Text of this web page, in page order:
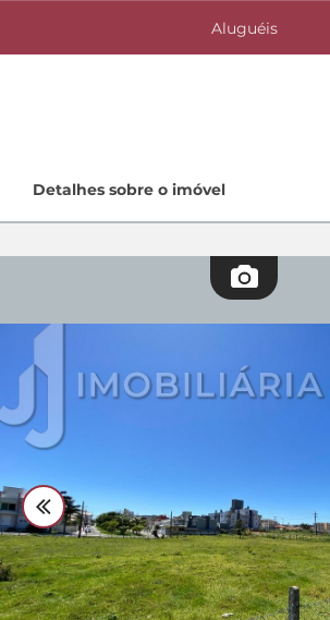
Aluguéis
Investimentos
Quem Somos
Contato
Fale Conosco
Divulgue seu imóvel
Detalhes sobre o imóvel